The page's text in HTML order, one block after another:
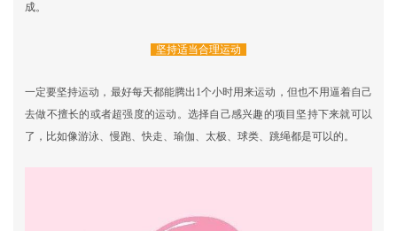
成。
坚持适当合理运动
一定要坚持运动，最好每天都能腾出1个小时用来运动，但也不用逼着自己
去做不擅长的或者超强度的运动。选择自己感兴趣的项目坚持下来就可以
了，比如像游泳、慢跑、快走、瑜伽、太极、球类、跳绳都是可以的。